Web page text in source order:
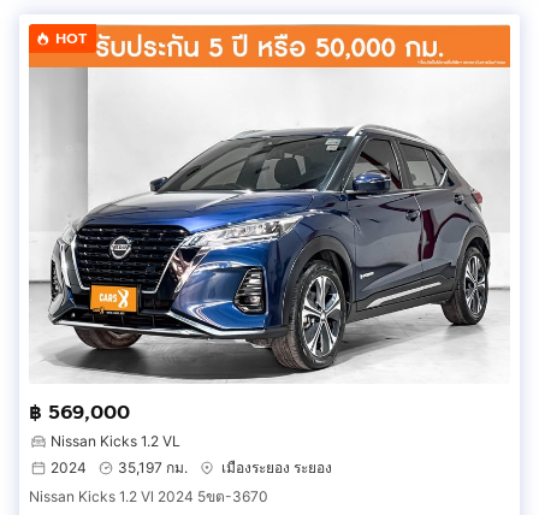
HOT
฿ 569,000
Nissan Kicks 1.2 VL
2024
35,197 กม.
เมืองระยอง ระยอง
Nissan Kicks 1.2 Vl 2024 5ขต-3670